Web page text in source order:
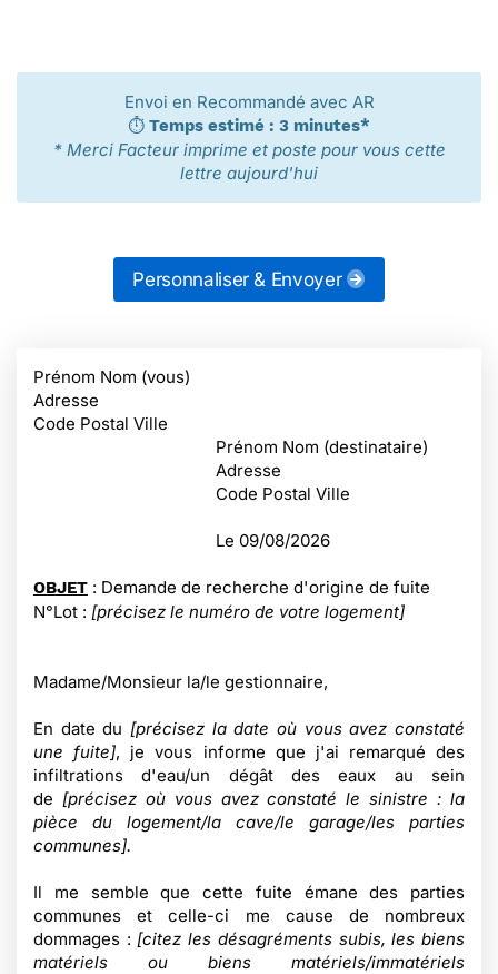
Envoi en Recommandé avec AR
⏱️ Temps estimé : 3 minutes*
* Merci Facteur imprime et poste pour vous cette
lettre aujourd'hui
Personnaliser & Envoyer
Prénom Nom (vous)
Adresse
Code Postal Ville
Prénom Nom (destinataire)
Adresse
Code Postal Ville
Le 09/08/2026
OBJET : Demande de recherche d'origine de fuite
N°Lot : [précisez le numéro de votre logement]
Madame/Monsieur la/le gestionnaire,
En date du [précisez la date où vous avez constaté
une fuite], je vous informe que j'ai remarqué des
infiltrations d'eau/un dégât des eaux au sein
de [précisez où vous avez constaté le sinistre : la
pièce du logement/la cave/le garage/les parties
communes].
Il me semble que cette fuite émane des parties
communes et celle-ci me cause de nombreux
dommages : [citez les désagréments subis, les biens
matériels ou biens matériels/immatériels